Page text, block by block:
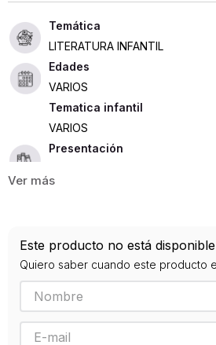
LITERATURA INFANTIL
Edades
VARIOS
Tematica infantil
VARIOS
Presentación
9786075270838
Editorial
OCEANO TRAVESIA
Año de publicación
2017
Este producto no está
Quiero saber cuando este producto